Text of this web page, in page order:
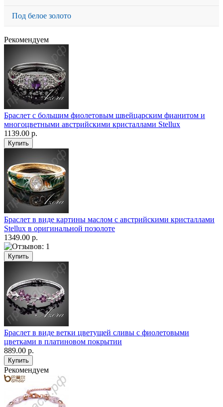
Под белое золото
Рекомендуем
Браслет с большим фиолетовым швейцарским фианитом и
многоцветными австрийскими кристаллами Stellux
1139.00 р.
Браслет в виде картины маслом с австрийскими кристаллами
Stellux в оригинальной позолоте
1349.00 р.
Браслет в виде ветки цветущей сливы с фиолетовыми
цветками в платиновом покрытии
889.00 р.
Рекомендуем